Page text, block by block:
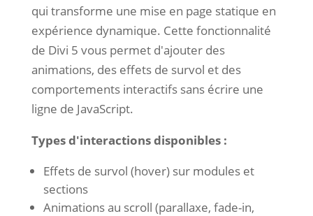
qui transforme une mise en page statique en
expérience dynamique. Cette fonctionnalité
de Divi 5 vous permet d'ajouter des
animations, des effets de survol et des
comportements interactifs sans écrire une
ligne de JavaScript.
Types d'interactions disponibles :
Effets de survol (hover) sur modules et
sections
Animations au scroll (parallaxe, fade-in,